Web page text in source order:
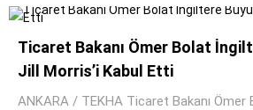
Ticaret Bakanı Ömer Bolat
Jill Morris’i Kabul Etti
ANKARA / TEKHA Ticaret Bakanı Ömer